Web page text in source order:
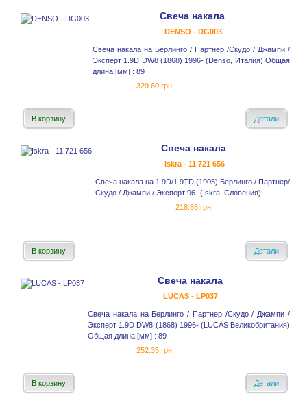
Свеча накала
DENSO - DG003
Свеча накала на Берлинго / Партнер /Скудо / Джампи /
Эксперт 1.9D DW8 (1868) 1996- (Denso, Италия) Общая
длина [мм] : 89
329.60 грн.
В корзину Детали
Свеча накала
Iskra - 11 721 656
Свеча накала на 1.9D/1.9TD (1905) Берлинго / Партнер/
Скудо / Джампи / Эксперт 96- (Iskra, Словения)
218.88 грн.
В корзину Детали
Свеча накала
LUCAS - LP037
Свеча накала на Берлинго / Партнер /Скудо / Джампи /
Эксперт 1.9D DW8 (1868) 1996- (LUCAS Великобритания)
Общая длина [мм] : 89
252.35 грн.
В корзину Детали